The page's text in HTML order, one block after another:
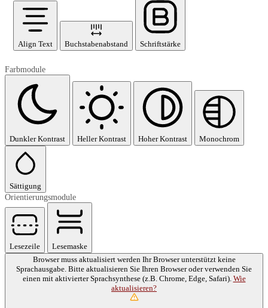
Align Text Buchstabenabstand Schriftstärke
Farbmodule
Dunkler Kontrast Heller Kontrast Hoher Kontrast Monochrom
Sättigung
Orientierungsmodule
Lesezeile
Lesemaske
Browser muss aktualisiert werden Ihr Browser unterstützt keine
Sprachausgabe. Bitte aktualisieren Sie Ihren Browser oder verwenden Sie
einen mit aktivierter Sprachsynthese (z.B. Chrome, Edge, Safari). Wie
aktualisieren?